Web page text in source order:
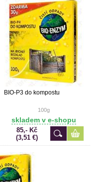
BIO-P3 do kompostu
100g
skladem v e-shopu
85,- Kč
(3,51 €)